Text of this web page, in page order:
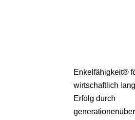
Enkelfähigkeit®
wirtschaftlich
Erfolg durch